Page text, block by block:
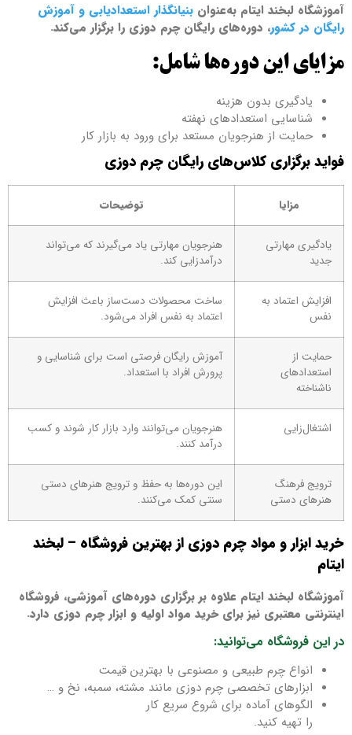
آموزشگاه لبخند ایتام به‌عنوان بنیانگذار استعداد‌یابی و آموزش
رایگان در کشور، دوره‌های رایگان چرم دوزی را برگزار می‌کند.
مزایای این دوره‌ها شامل:
یادگیری بدون هزینه
شناسایی استعدادهای نهفته
حمایت از هنرجویان مستعد برای ورود به بازار کار
فواید برگزاری کلاس‌های رایگان چرم دوزی
مزایا توضیحات
یادگیری مهارتی
جدید
هنرجویان مهارتی یاد می‌گیرند که می‌تواند
درآمدزایی کند.
افزایش اعتماد به
نفس
ساخت محصولات دست‌ساز باعث افزایش
اعتماد به نفس افراد می‌شود.
حمایت از
استعدادهای
ناشناخته
آموزش رایگان فرصتی است برای شناسایی و
پرورش افراد با استعداد.
اشتغال‌زایی
هنرجویان می‌توانند وارد بازار کار شوند و کسب
درآمد کنند.
ترویج فرهنگ
هنرهای دستی
این دوره‌ها به حفظ و ترویج هنرهای دستی
سنتی کمک می‌کنند.
خرید ابزار و مواد چرم دوزی از بهترین فروشگاه – لبخند
ایتام
آموزشگاه لبخند ایتام علاوه بر برگزاری دوره‌های آموزشی، فروشگاه
اینترنتی معتبری نیز برای خرید مواد اولیه و ابزار چرم دوزی دارد.
در این فروشگاه می‌توانید:
انواع چرم طبیعی و مصنوعی با بهترین قیمت
ابزارهای تخصصی چرم دوزی مانند مشته، سمبه، نخ و …
الگوهای آماده برای شروع سریع کار
را تهیه کنید.